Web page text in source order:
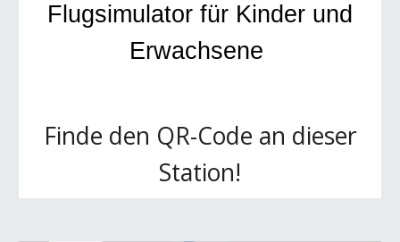
Flugsimulator für Kinder und
Erwachsene
Finde den QR-Code an dieser
Station!